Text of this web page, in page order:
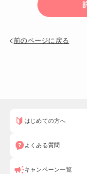
前のページに戻る
はじめての方へ
よくある質問
キャンペーン一覧